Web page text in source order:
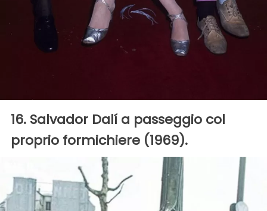
16. Salvador Dalí a passeggio col
proprio formichiere (1969).